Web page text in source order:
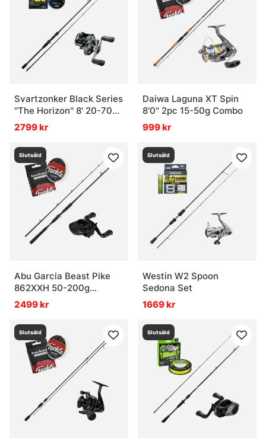
Svartzonker Black Series
''The Horizon'' 8' 20-70g
Curado Downsize Combo
2799 kr
Daiwa Laguna XT Spin
8'0'' 2pc 15-50g Combo
999 kr
Slutsåld
Abu Garcia Beast Pike
862XXH 50-200g
Casting Combo
2499 kr
Slutsåld
Westin W2 Spoon
Sedona Set
1669 kr
Slutsåld Slutsåld